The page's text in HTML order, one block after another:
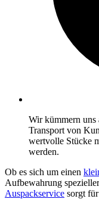
Wir kümmern uns
Transport von
wertvolle Stücke
werden.
Ob es sich um einen
Aufbewahrung
Auspackservice sorgt